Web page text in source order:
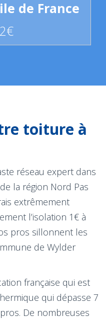
toiture à
réseau expert dans
la région Nord Pas
extrêmement
l’isolation 1€ à
pros sillonnent les
de Wylder
française qui est
qui dépasse 7
De nombreuses